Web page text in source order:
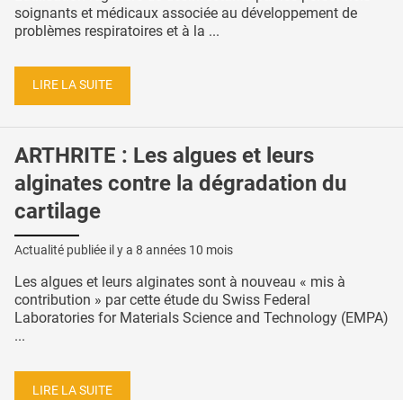
soignants et médicaux associée au développement de
problèmes respiratoires et à la ...
LIRE LA SUITE
ARTHRITE : Les algues et leurs
alginates contre la dégradation du
cartilage
Actualité publiée il y a 8 années 10 mois
Les algues et leurs alginates sont à nouveau « mis à
contribution » par cette étude du Swiss Federal
Laboratories for Materials Science and Technology (EMPA)
...
LIRE LA SUITE